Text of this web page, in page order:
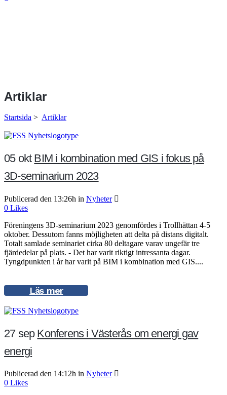
Artiklar
Startsida > Artiklar
05 okt BIM i kombination med GIS i fokus på
3D-seminarium 2023
Publicerad den 13:26h in Nyheter
0 Likes
Föreningens 3D-seminarium 2023 genomfördes i Trollhättan 4-5
oktober. Dessutom fanns möjligheten att delta på distans digitalt.
Totalt samlade seminariet cirka 80 deltagare varav ungefär tre
fjärdedelar på plats. - Det har varit riktigt intressanta dagar.
Tyngdpunkten i år har varit på BIM i kombination med GIS....
Läs mer
27 sep Konferens i Västerås om energi gav
energi
Publicerad den 14:12h in Nyheter
0 Likes